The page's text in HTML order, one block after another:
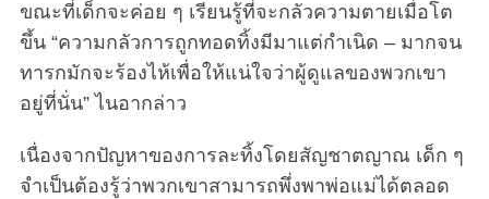
ขณะที่เด็กจะค่อย ๆ เรียนรู้ที่จะกลัวความตายเมื่อโต
ขึ้น “ความกลัวการถูกทอดทิ้งมีมาแต่กำเนิด – มากจน
ทารกมักจะร้องไห้เพื่อให้แน่ใจว่าผู้ดูแลของพวกเขา
อยู่ที่นั่น” ไนอากล่าว
เนื่องจากปัญหาของการละทิ้งโดยสัญชาตญาณ เด็ก ๆ
จำเป็นต้องรู้ว่าพวกเขาสามารถพึ่งพาพ่อแม่ได้ตลอด